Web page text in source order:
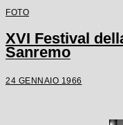
FOTO
XVI Festival
Sanremo
24 GENNAIO 1966